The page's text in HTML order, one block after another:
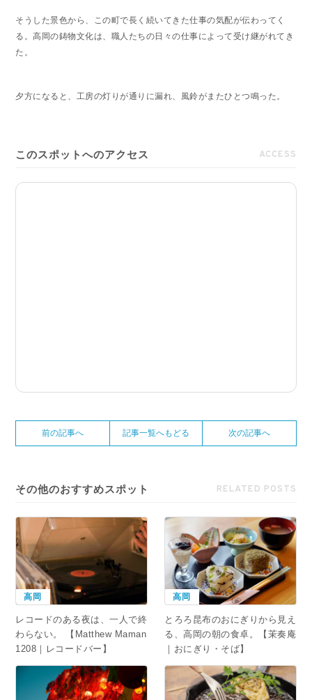
そうした景色から、この町で長く続いてきた仕事の気配が伝わってく
る。高岡の鋳物文化は、職人たちの日々の仕事によって受け継がれてき
た。
夕方になると、工房の灯りが通りに漏れ、風鈴がまたひとつ鳴った。
このスポットへのアクセス ACCESS
前の記事へ 記事一覧へもどる 次の記事へ
その他のおすすめスポット RELATED POSTS
高岡
レコードのある夜は、一人で終
わらない。 【Matthew Maman
1208｜レコードバー】
高岡
とろろ昆布のおにぎりから見え
る、高岡の朝の食卓。【茉奏庵
｜おにぎり・そば】